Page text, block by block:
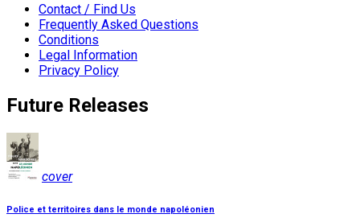
Contact / Find Us
Frequently Asked Questions
Conditions
Legal Information
Privacy Policy
Future Releases
cover
Police et territoires dans le monde napoléonien